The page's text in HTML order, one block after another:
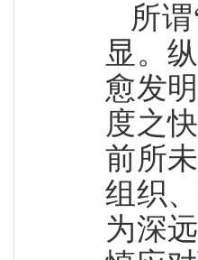
所
显。
愈发
度之
前所
组织
为深